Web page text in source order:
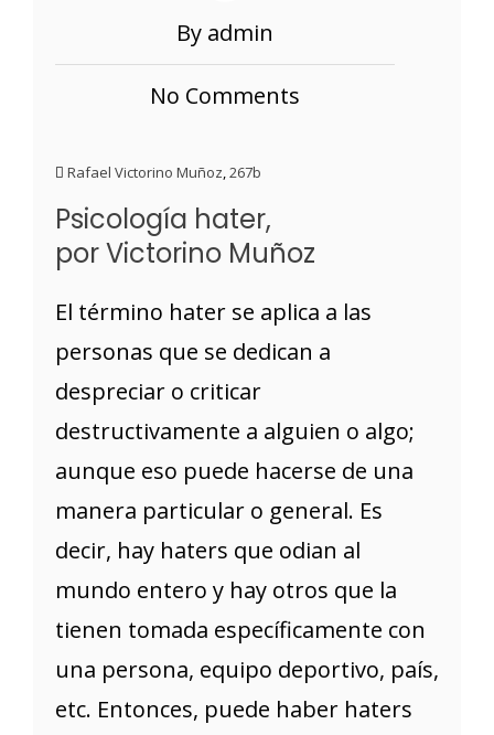
By admin
No Comments
Rafael Victorino Muñoz,267b
Psicología hater,
por Victorino Muñoz
El término hater se aplica a las
personas que se dedican a
despreciar o criticar
destructivamente a alguien o algo;
aunque eso puede hacerse de una
manera particular o general. Es
decir, hay haters que odian al
mundo entero y hay otros que la
tienen tomada específicamente con
una persona, equipo deportivo, país,
etc. Entonces, puede haber haters